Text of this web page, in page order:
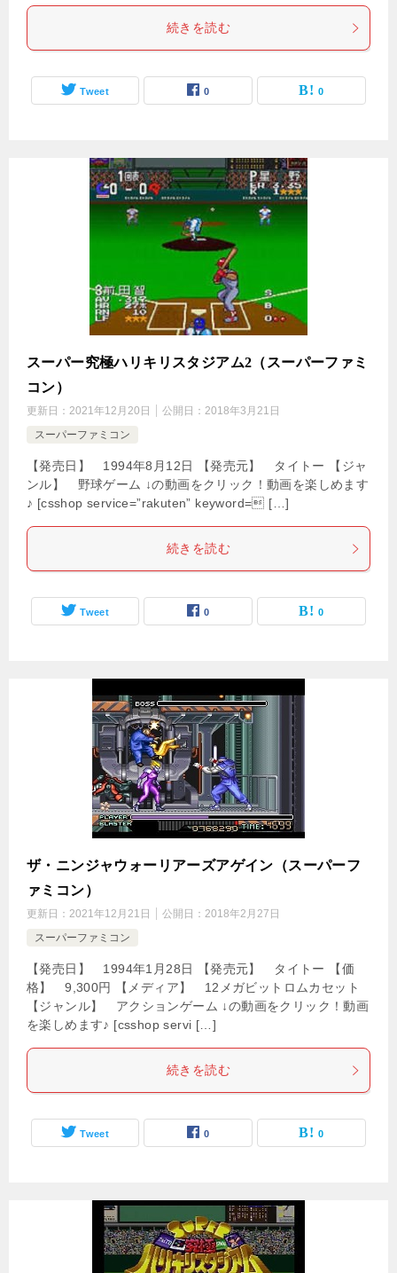
続きを読む
Tweet 0 0
スーパー究極ハリキリスタジアム2（スーパーファミ
コン）
更新日： 2021年12月20日 公開日： 2018年3月21日
スーパーファミコン
【発売日】 1994年8月12日 【発売元】 タイトー 【ジャ
ンル】 野球ゲーム ↓の動画をクリック！動画を楽しめます
♪ [csshop service=”rakuten” keyword= […]
続きを読む
Tweet 0 0
ザ・ニンジャウォーリアーズアゲイン（スーパーフ
ァミコン）
更新日： 2021年12月21日 公開日： 2018年2月27日
スーパーファミコン
【発売日】 1994年1月28日 【発売元】 タイトー 【価
格】 9,300円 【メディア】 12メガビットロムカセット
【ジャンル】 アクションゲーム ↓の動画をクリック！動画
を楽しめます♪ [csshop servi […]
続きを読む
Tweet 0 0